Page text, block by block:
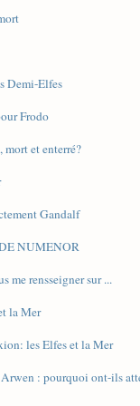
Demi-Elfes
Frodo
mort et enterré?
Gandalf
NUMENOR
me rensseigner sur ...
la Mer
les Elfes et la Mer
: pourquoi ont-ils